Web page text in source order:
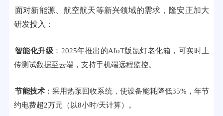
面对新能源、航空航天等新兴领域的需求，隆安正加大
研发投入：
智能化升级 ：2025年推出的AIoT版氙灯老化箱，可实时上
传测试数据至云端，支持手机端远程监控。
节能技术 ：采用热泵回收系统，使设备能耗降低35%，年节
约电费超2万元（以8小时/天计算）。